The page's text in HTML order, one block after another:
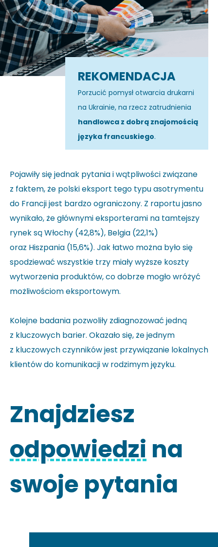
REKOMENDACJA
Porzucić pomysł otwarcia drukarni
na Ukrainie, na rzecz zatrudnienia
handlowca z dobrą znajomością
języka francuskiego.
Pojawiły się jednak pytania i wątpliwości związane
z faktem, że polski eksport tego typu asotrymentu
do Francji jest bardzo ograniczony. Z raportu jasno
wynikało, że głównymi eksporterami na tamtejszy
rynek są Włochy (42,8%), Belgia (22,1%)
oraz Hiszpania (15,6%). Jak łatwo można było się
spodziewać wszystkie trzy miały wyższe koszty
wytworzenia produktów, co dobrze mogło wróżyć
możliwościom eksportowym.
Kolejne badania pozwoliły zdiagnozować jedną
z kluczowych barier. Okazało się, że jednym
z kluczowych czynników jest przywiązanie lokalnych
klientów do komunikacji w rodzimym języku.
Znajdziesz
odpowiedzi na
swoje pytania